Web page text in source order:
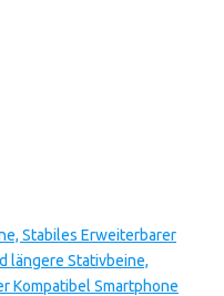
Stabiles Erweiterbarer
längere Stativbeine,
Kompatibel Smartphone